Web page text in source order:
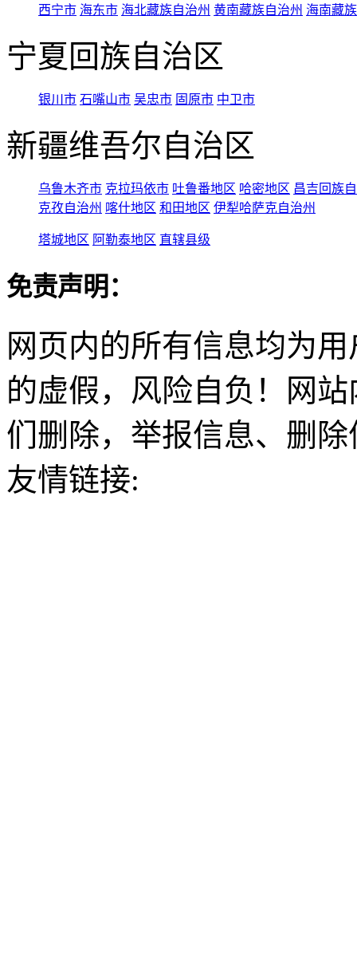
西宁市 海东市 海北藏族自治州 黄南藏族自治州 海南藏
宁夏回族自治区
银川市 石嘴山市 吴忠市 固原市 中卫市
新疆维吾尔自治区
乌鲁木齐市 克拉玛依市 吐鲁番地区 哈密地区 昌吉回族
克孜自治州 喀什地区 和田地区 伊犁哈萨克自治州
塔城地区 阿勒泰地区 直辖县级
免责声明：
网页内的所有信息均为
的虚假，风险自负！网
们删除，举报信息、删
友情链接: